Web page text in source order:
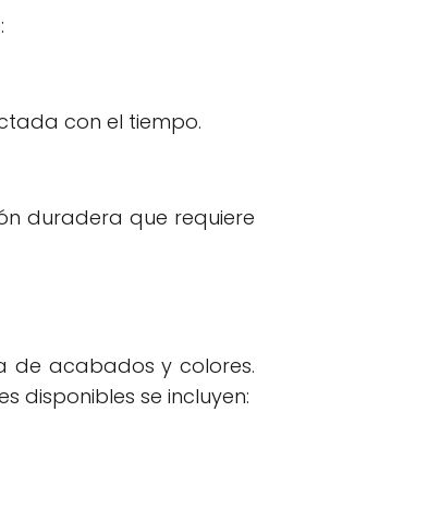
con el tiempo.
duradera que requiere
de acabados y colores.
disponibles se incluyen: